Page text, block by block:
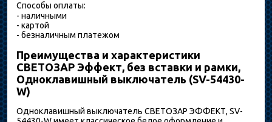
Способы оплаты:
- наличными
- картой
- безналичным платежом
Преимущества и характеристики
СВЕТОЗАР Эффект, без вставки и рамки,
Одноклавишный выключатель (SV-54430-
W)
Одноклавишный выключатель СВЕТОЗАР ЭФФЕКТ, SV-